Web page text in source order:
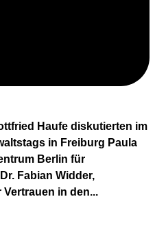
Haufe diskutierten im
in Freiburg Paula
Berlin für
Fabian Widder,
in den...